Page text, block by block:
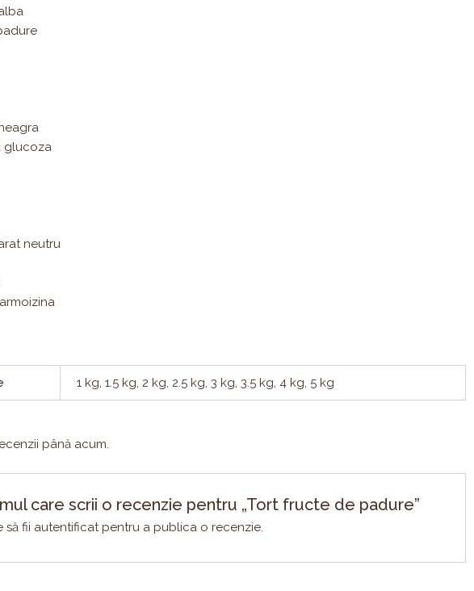
glucoza
neutru
1 kg, 1.5 kg, 2 kg, 2.5 kg, 3 kg, 3.5 kg, 4 kg, 5 kg
până acum.
care scrii o recenzie pentru „Tort fructe de padure”
să fii autentificatpentru a publica o recenzie.